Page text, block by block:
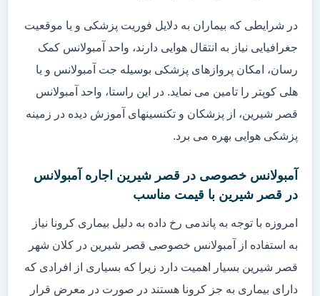
در شرایطی که بیماران به دلایل فوریت پزشکی و یا موقعیت
جغرافیایی نیاز به انتقال هوایی دارند، واحد آمبولانس کمک
رسان، امکان پروازهای پزشکی بوسیله جت آمبولانس و یا
هلی کوپتر را تامین می نماید. در این راستا، واحد آمبولانس
قصر شیرین، از پزشکان و تکنسینهای آموزش دیده در زمینه
پزشکی هوایی بهره می برد.
آمبولانس خصوصی در قصر شیرین اجاره آمبولانس
در قصر شیرین با قیمت مناسب
امروزه با توجه به پاندمی رخ داده به دلیل بیماری کرونا نیاز
به استفاده از آمبولانس خصوصی قصر شیرین در کلان شهر
قصر شیرین بسیار اهمیت دارد زیرا که بسیاری از افرادی که
دارای بیماری به جز کرونا هستند در صورت در معرض قرار